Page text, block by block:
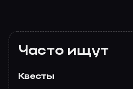
Часто ищут
Квесты